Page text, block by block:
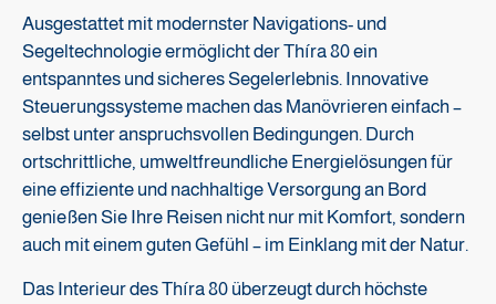
Ausgestattet mit modernster Navigations- und
Segeltechnologie ermöglicht der Thíra 80 ein
entspanntes und sicheres Segelerlebnis. Innovative
Steuerungssysteme machen das Manövrieren einfach –
selbst unter anspruchsvollen Bedingungen. Durch
ortschrittliche, umweltfreundliche Energielösungen für
eine effiziente und nachhaltige Versorgung an Bord
genießen Sie Ihre Reisen nicht nur mit Komfort, sondern
auch mit einem guten Gefühl – im Einklang mit der Natur.
Das Interieur des Thíra 80 überzeugt durch höchste